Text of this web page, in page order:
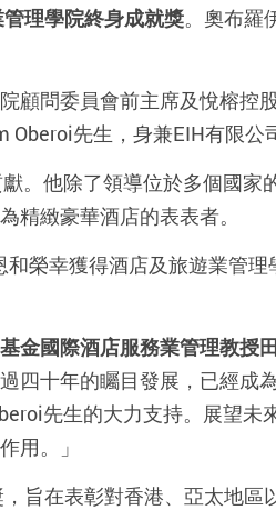
理學院終身成就獎。奧布羅
顧問委員會前主席及悅榕控
Oberoi先生，身兼EIH有限
。他除了領導位於多個國
精緻豪華酒店的表表者。
和榮幸獲得酒店及旅遊業管
金國際酒店服務業管理教授
十年的矚目發展，已經成
先生的大力支持。展望
用。」
旨在表彰對香港、亞太地